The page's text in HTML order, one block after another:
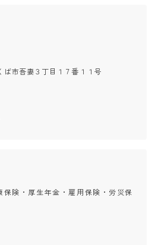
ば市吾妻３丁目１７番１１号
保険・厚生年金・雇用保険・労災保